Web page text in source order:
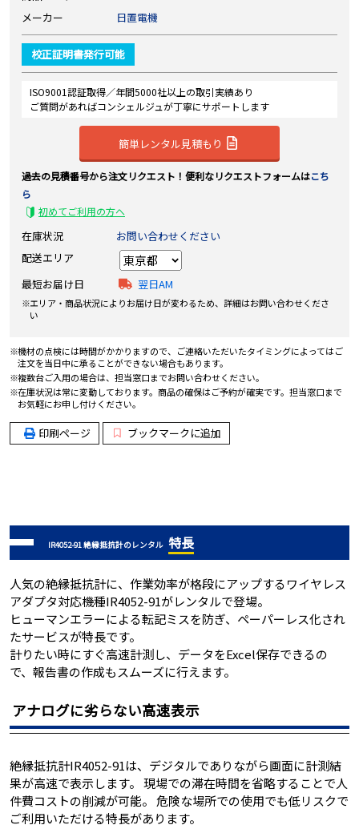
メーカー
日置電機
校正証明書発行可能
ISO9001認証取得／年間5000社以上の取引実績あり
ご質問があればコンシェルジュが丁寧にサポートします
簡単レンタル見積もり
過去の見積番号から注文リクエスト！便利なリクエストフォームはこち
ら
初めてご利用の方へ
在庫状況
お問い合わせください
配送エリア
最短お届け日
翌日AM
エリア・商品状況によりお届け日が変わるため、詳細はお問い合わせくださ
い
機材の点検には時間がかかりますので、ご連絡いただいたタイミングによってはご
注文を当日中に承ることができない場合もあります。
複数台ご入用の場合は、担当窓口までお問い合わせください。
在庫状況は常に変動しております。商品の確保はご予約が確実です。担当窓口まで
お気軽にお申し付けください。
印刷ページ ブックマークに追加
IR4052-91 絶縁抵抗計のレンタル 特長
人気の絶縁抵抗計に、作業効率が格段にアップするワイヤレス
アダプタ対応機種IR4052-91がレンタルで登場。
ヒューマンエラーによる転記ミスを防ぎ、ペーパーレス化され
たサービスが特長です。
計りたい時にすぐ高速計測し、データをExcel保存できるの
で、報告書の作成もスムーズに行えます。
アナログに劣らない高速表示
絶縁抵抗計IR4052-91は、デジタルでありながら画面に計測結
果が高速で表示します。 現場での滞在時間を省略することで人
件費コストの削減が可能。 危険な場所での使用でも低リスクで
ご利用いただける特長があります。